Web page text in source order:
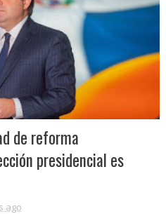
de reforma
presidencial es
ago